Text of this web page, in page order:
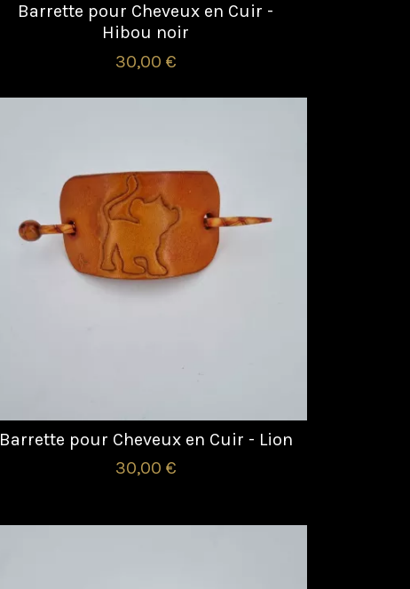
Barrette pour Cheveux en Cuir -
Hibou noir
30,00 €
Barrette pour Cheveux en Cuir - Lion
30,00 €